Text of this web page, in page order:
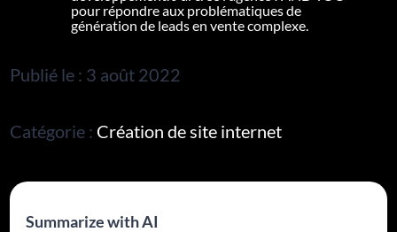
pour répondre aux problématiques de
génération de leads en vente complexe.
Publié le : 3 août 2022
Catégorie : Création de site internet
Summarize with AI